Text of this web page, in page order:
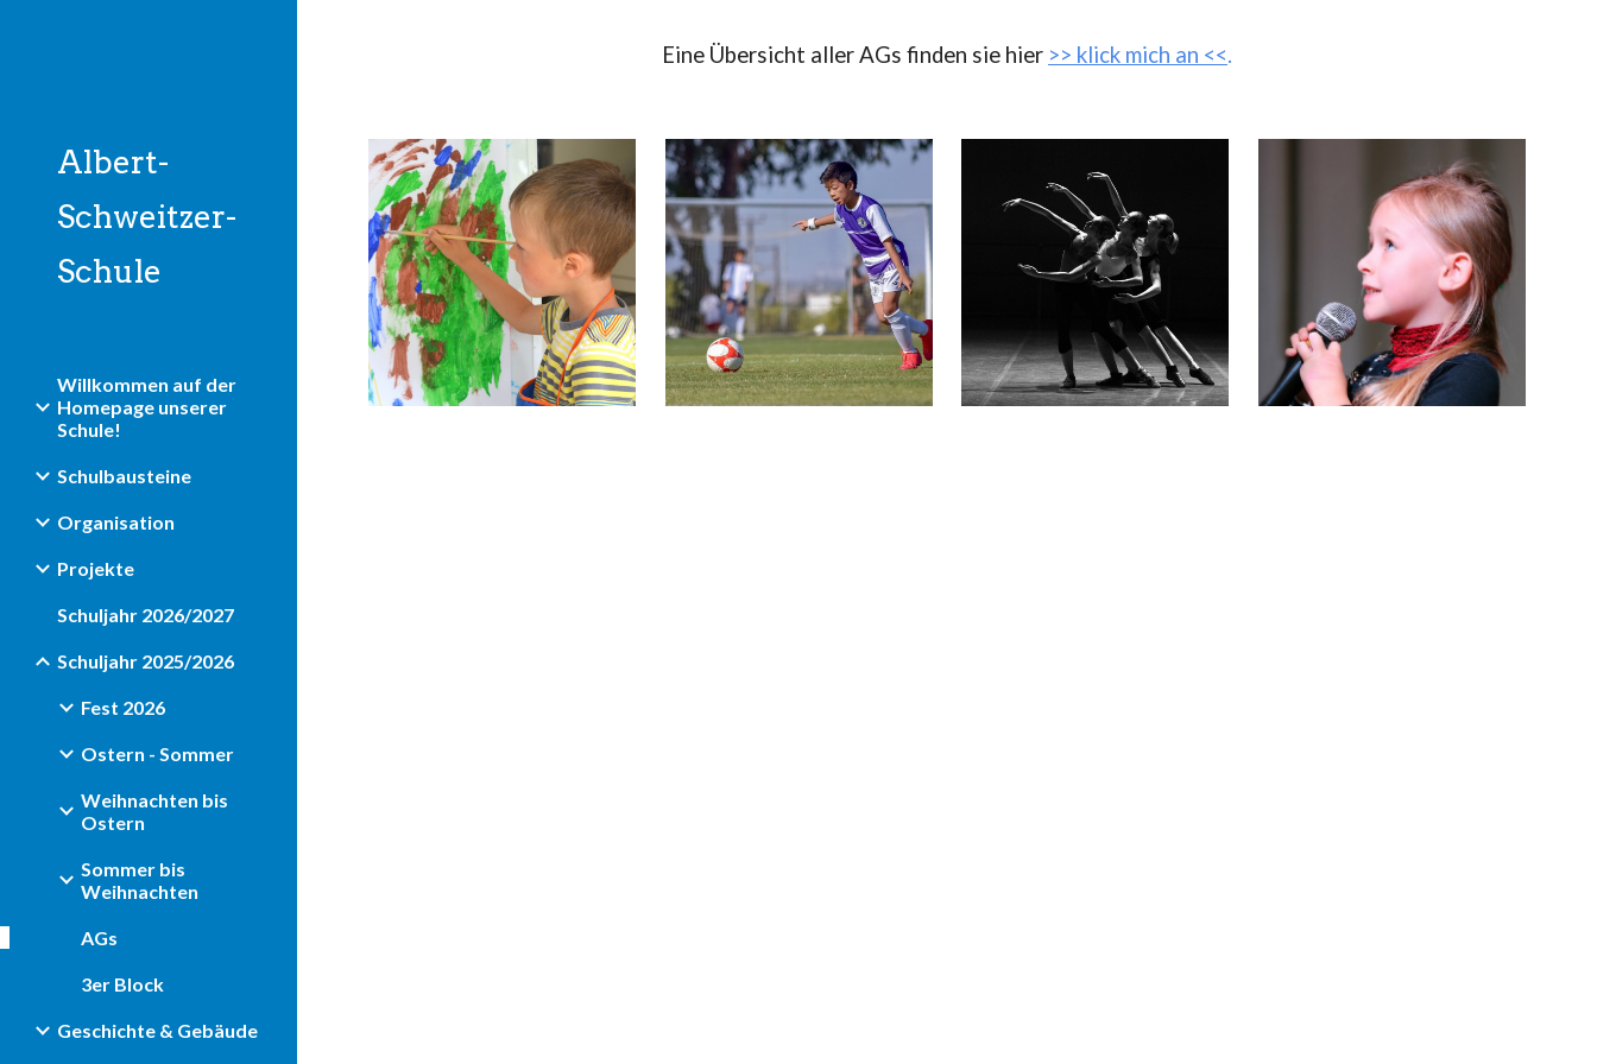
Skip to main content Skip to navigation
Albert-
Schweitzer-
Schule
Willkommen auf der
Homepage unserer
Schule!
Schulbausteine
Organisation
Projekte
Schuljahr 2026/2027
Schuljahr 2025/2026
Fest 2026
Ostern - Sommer
Weihnachten bis
Ostern
Sommer bis
Weihnachten
AGs
3er Block
Geschichte & Gebäude
Eine Übersicht aller AGs finden sie hier >> klick mich an <<.